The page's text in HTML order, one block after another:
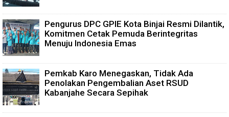
Pengurus DPC GPIE Kota Binjai Resmi Dilantik,
Komitmen Cetak Pemuda Berintegritas
Menuju Indonesia Emas
Pemkab Karo Menegaskan, Tidak Ada
Penolakan Pengembalian Aset RSUD
Kabanjahe Secara Sepihak